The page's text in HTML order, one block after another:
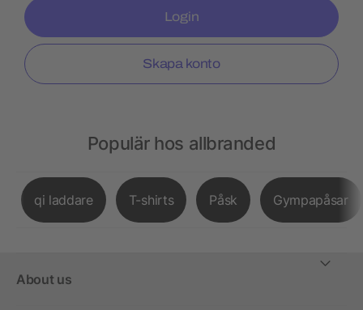
Login
Skapa konto
Populär hos allbranded
qi laddare T-shirts Påsk Gympapåsar
About us